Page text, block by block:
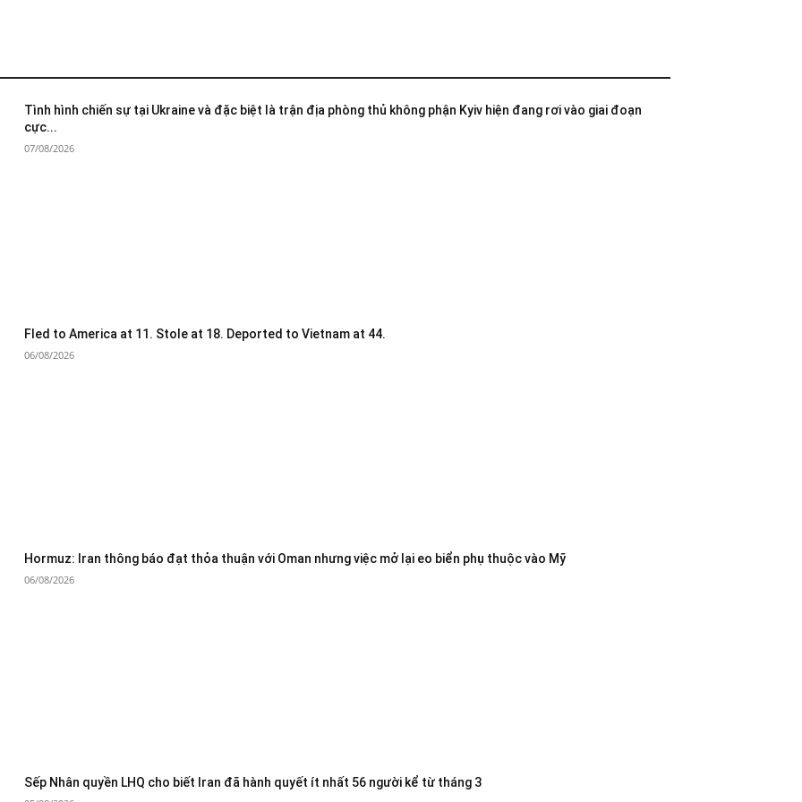
Tình hình chiến sự tại Ukraine và đặc biệt là trận địa phòng thủ không phận Kyiv hiện đang rơi vào giai đoạn
cực...
07/08/2026
Fled to America at 11. Stole at 18. Deported to Vietnam at 44.
06/08/2026
Hormuz: Iran thông báo đạt thỏa thuận với Oman nhưng việc mở lại eo biển phụ thuộc vào Mỹ
06/08/2026
Sếp Nhân quyền LHQ cho biết Iran đã hành quyết ít nhất 56 người kể từ tháng 3